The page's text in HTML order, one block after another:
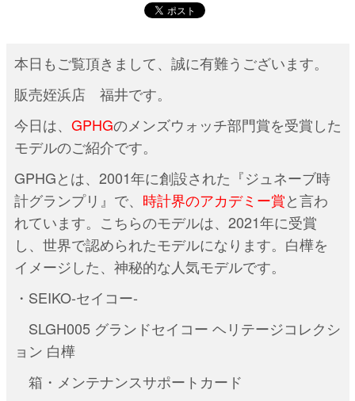
本日もご覧頂きまして、誠に有難うございます。
販売姪浜店 福井です。
今日は、 GPHGのメンズウォッチ部門賞を受賞した
モデルのご紹介です。
GPHGとは、2001年に創設された『ジュネーブ時
計グランプリ』で、 時計界のアカデミー賞と言わ
れています。こちらのモデルは、2021年に受賞
し、世界で認められたモデルになります。白樺を
イメージした、神秘的な人気モデルです。
・SEIKO-セイコー-
SLGH005 グランドセイコー ヘリテージコレクシ
ョン 白樺
箱・メンテナンスサポートカード